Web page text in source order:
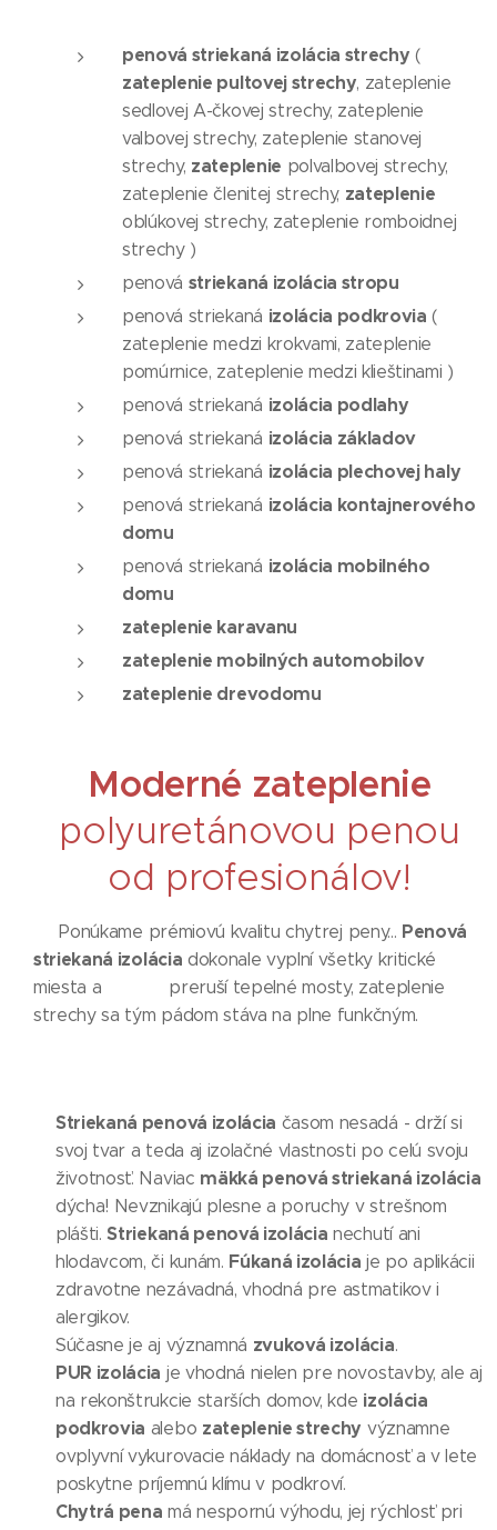
penová striekaná izolácia strechy (
zateplenie pultovej strechy, zateplenie
sedlovej A-čkovej strechy, zateplenie
valbovej strechy, zateplenie stanovej
strechy, zateplenie polvalbovej strechy,
zateplenie členitej strechy, zateplenie
oblúkovej strechy, zateplenie romboidnej
strechy )
penová striekaná izolácia stropu
penová striekaná izolácia podkrovia (
zateplenie medzi krokvami, zateplenie
pomúrnice, zateplenie medzi klieštinami )
penová striekaná izolácia podlahy
penová striekaná izolácia základov
penová striekaná izolácia plechovej haly
penová striekaná izolácia kontajnerového
domu
penová striekaná izolácia mobilného
domu
zateplenie karavanu
zateplenie mobilných automobilov
zateplenie drevodomu
Moderné zateplenie
polyuretánovou penou
od profesionálov!
Ponúkame prémiovú kvalitu chytrej peny... Penová
striekaná izolácia dokonale vyplní všetky kritické
miesta a preruší tepelné mosty, zateplenie
strechy sa tým pádom stáva na plne funkčným.
Striekaná penová izolácia časom nesadá - drží si
svoj tvar a teda aj izolačné vlastnosti po celú svoju
životnosť. Naviac mäkká penová striekaná izolácia
dýcha! Nevznikajú plesne a poruchy v strešnom
plášti. Striekaná penová izolácia nechutí ani
hlodavcom, či kunám. Fúkaná izolácia je po aplikácii
zdravotne nezávadná, vhodná pre astmatikov i
alergikov.
Súčasne je aj významná zvuková izolácia.
PUR izolácia je vhodná nielen pre novostavby, ale aj
na rekonštrukcie starších domov, kde izolácia
podkrovia alebo zateplenie strechy významne
ovplyvní vykurovacie náklady na domácnosť a v lete
poskytne príjemnú klímu v podkroví.
Chytrá pena má nespornú výhodu, jej rýchlosť pri